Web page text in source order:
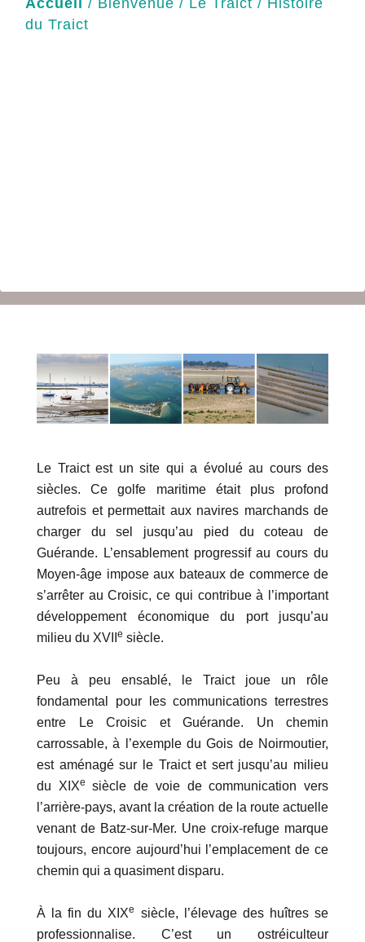
Accueil / Bienvenue / Le Traict / Histoire
du Traict
Le Traict est un site qui a évolué au cours des
siècles. Ce golfe maritime était plus profond
autrefois et permettait aux navires marchands de
charger du sel jusqu’au pied du coteau de
Guérande. L’ensablement progressif au cours du
Moyen-âge impose aux bateaux de commerce de
s’arrêter au Croisic, ce qui contribue à l’important
développement économique du port jusqu’au
milieu du XVII e siècle.
Peu à peu ensablé, le Traict joue un rôle
fondamental pour les communications terrestres
entre Le Croisic et Guérande. Un chemin
carrossable, à l’exemple du Gois de Noirmoutier,
est aménagé sur le Traict et sert jusqu’au milieu
du XIXe
siècle de voie de communication vers
l’arrière-pays, avant la création de la route actuelle
venant de Batz-sur-Mer. Une croix-refuge marque
toujours, encore aujourd’hui l’emplacement de ce
chemin qui a quasiment disparu.
À la fin du XIXe
siècle, l’élevage des huîtres se
professionnalise. C’est un ostréiculteur